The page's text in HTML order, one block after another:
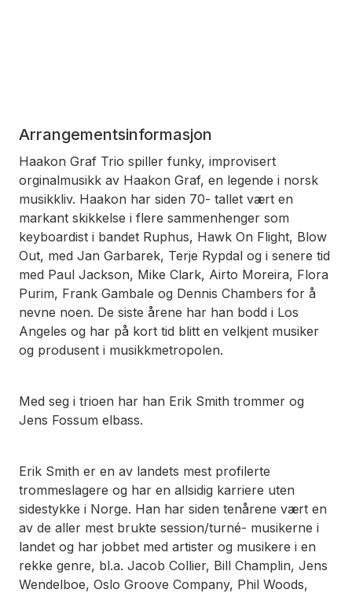
Arrangementsinformasjon
Haakon Graf Trio spiller funky, improvisert
orginalmusikk av Haakon Graf, en legende i norsk
musikkliv. Haakon har siden 70- tallet vært en
markant skikkelse i flere sammenhenger som
keyboardist i bandet Ruphus, Hawk On Flight, Blow
Out, med Jan Garbarek, Terje Rypdal og i senere tid
med Paul Jackson, Mike Clark, Airto Moreira, Flora
Purim, Frank Gambale og Dennis Chambers for å
nevne noen. De siste årene har han bodd i Los
Angeles og har på kort tid blitt en velkjent musiker
og produsent i musikkmetropolen.
Med seg i trioen har han Erik Smith trommer og
Jens Fossum elbass.
Erik Smith er en av landets mest profilerte
trommeslagere og har en allsidig karriere uten
sidestykke i Norge. Han har siden tenårene vært en
av de aller mest brukte session/turné- musikerne i
landet og har jobbet med artister og musikere i en
rekke genre, bl.a. Jacob Collier, Bill Champlin, Jens
Wendelboe, Oslo Groove Company, Phil Woods,